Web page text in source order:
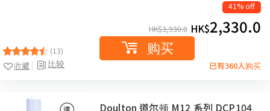
(13)
比较
收藏
41% off
HK$3,930.0 HK$2,330.0
购买
已有360人购买
Doulton 道尔顿 M12 系列 DCP104